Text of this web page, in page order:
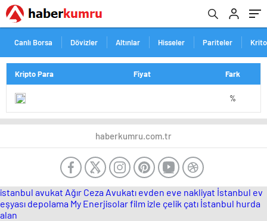
Canlı Borsa Dövizler Altınlar Hisseler Pariteler
Kripto Para Fiyat Fark
%
haberkumru.com.tr
istanbul avukat Ağır Ceza Avukatı evden eve nakliyat İstanbul ev
eşyası depolama My Enerjisolarfilm izle çelik çatı İstanbul hurda
alan